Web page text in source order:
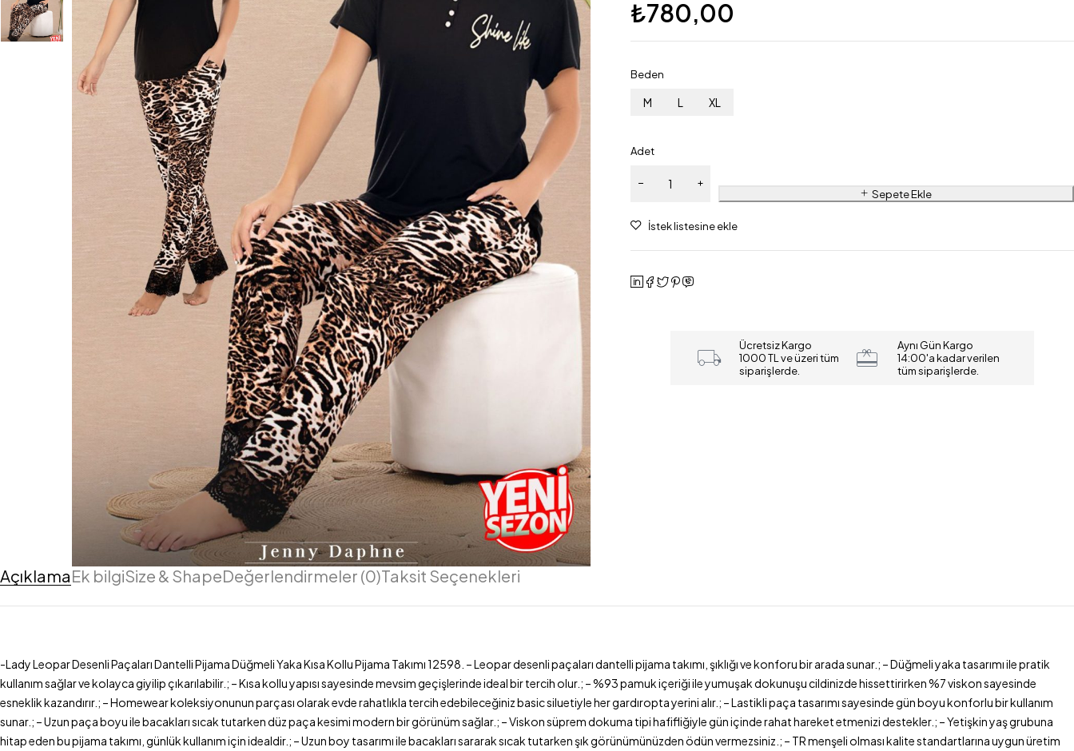
₺780,00
Beden
M L XL
Adet
Sepete Ekle
Ücretsiz Kargo
1000 TL ve üzeri tüm
siparişlerde.
Aynı Gün Kargo
14:00'a kadar verilen
tüm siparişlerde.
AçıklamaEk bilgiSize & ShapeDeğerlendirmeler (0)Taksit Seçenekleri
-Lady Leopar Desenli Paçaları Dantelli Pijama Düğmeli Yaka Kısa Kollu Pijama Takımı 12598. – Leopar desenli paçaları dantelli pijama takımı, şıklığı ve konforu bir arada sunar.; – Düğmeli yaka tasarımı ile pratik
kullanım sağlar ve kolayca giyilip çıkarılabilir.; – Kısa kollu yapısı sayesinde mevsim geçişlerinde ideal bir tercih olur.; – %93 pamuk içeriği ile yumuşak dokunuşu cildinizde hissettirirken %7 viskon sayesinde
esneklik kazandırır.; – Homewear koleksiyonunun parçası olarak evde rahatlıkla tercih edebileceğiniz basic siluetiyle her gardıropta yerini alır.; – Lastikli paça tasarımı sayesinde gün boyu konforlu bir kullanım
sunar.; – Uzun paça boyu ile bacakları sıcak tutarken düz paça kesimi modern bir görünüm sağlar.; – Viskon süprem dokuma tipi hafifliğiyle gün içinde rahat hareket etmenizi destekler.; – Yetişkin yaş grubuna
hitap eden bu pijama takımı, günlük kullanım için idealdir.; – Uzun boy tasarımı ile bacakları sararak sıcak tutarken şık görünümünüzden ödün vermezsiniz.; – TR menşeli olması kalite standartlarına uygun üretim